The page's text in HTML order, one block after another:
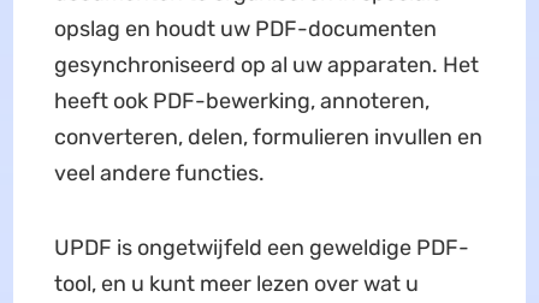
opslag en houdt uw PDF-documenten
gesynchroniseerd op al uw apparaten. Het
heeft ook PDF-bewerking, annoteren,
converteren, delen, formulieren invullen en
veel andere functies.
UPDF is ongetwijfeld een geweldige PDF-
tool, en u kunt meer lezen over wat u